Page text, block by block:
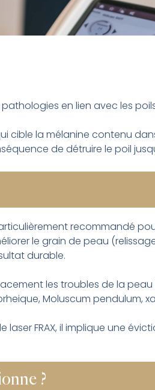
en lien avec les
cible la mélanine contenu
de détruire le poil
recommandé
le grain de peau
durable.
les troubles de la
Moluscum pendulum,
laser FRAX, il implique une
?